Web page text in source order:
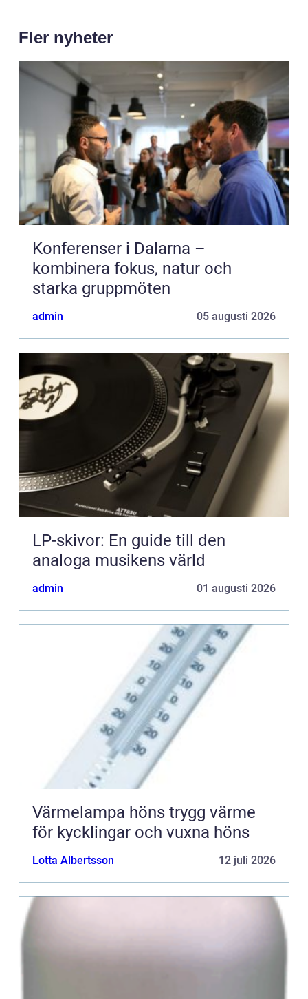
Fler nyheter
Konferenser i Dalarna –
kombinera fokus, natur och
starka gruppmöten
admin 05 augusti 2026
LP-skivor: En guide till den
analoga musikens värld
admin 01 augusti 2026
Värmelampa höns trygg värme
för kycklingar och vuxna höns
Lotta Albertsson 12 juli 2026